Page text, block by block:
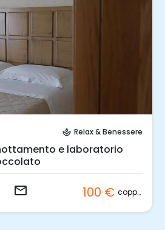
spa Relax & Benessere
e laboratorio
email 100 € coppia